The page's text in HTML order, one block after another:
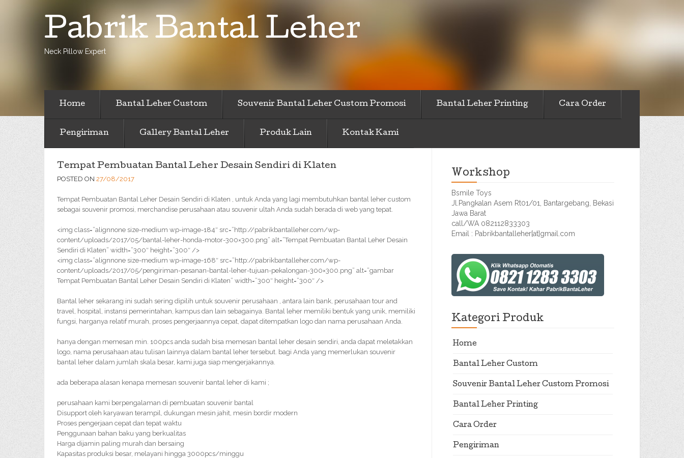
Pabrik Bantal Leher
Neck Pillow Expert
Home Bantal Leher Custom Souvenir Bantal Leher Custom Promosi Bantal Leher Printing Cara Order
Pengiriman Gallery Bantal Leher Produk Lain Kontak Kami
Tempat Pembuatan Bantal Leher Desain Sendiri di Klaten
POSTED ON 27/08/2017
Tempat Pembuatan Bantal Leher Desain Sendiri di Klaten , untuk Anda yang lagi membutuhkan bantal leher custom
sebagai souvenir promosi, merchandise perusahaan atau souvenir ultah Anda sudah berada di web yang tepat.
<img class=”alignnone size-medium wp-image-184″ src=”http://pabrikbantalleher.com/wp-
content/uploads/2017/05/bantal-leher-honda-motor-300×300.png” alt=”Tempat Pembuatan Bantal Leher Desain
Sendiri di Klaten” width=”300″ height=”300″ />
<img class=”alignnone size-medium wp-image-168″ src=”http://pabrikbantalleher.com/wp-
content/uploads/2017/05/pengiriman-pesanan-bantal-leher-tujuan-pekalongan-300×300.png” alt=”gambar
Tempat Pembuatan Bantal Leher Desain Sendiri di Klaten” width=”300″ height=”300″ />
Bantal leher sekarang ini sudah sering dipilih untuk souvenir perusahaan , antara lain bank, perusahaan tour and
travel, hospital, instansi pemerintahan, kampus dan lain sebagainya. Bantal leher memiliki bentuk yang unik, memiliki
fungsi, harganya relatif murah, proses pengerjaannya cepat, dapat ditempatkan logo dan nama perusahaan Anda.
hanya dengan memesan min. 100pcs anda sudah bisa memesan bantal leher desain sendiri, anda dapat meletakkan
logo, nama perusahaan atau tulisan lainnya dalam bantal leher tersebut. bagi Anda yang memerlukan souvenir
bantal leher dalam jumlah skala besar, kami juga siap mengerjakannya.
ada beberapa alasan kenapa memesan souvenir bantal leher di kami ;
perusahaan kami berpengalaman di pembuatan souvenir bantal
Disupport oleh karyawan terampil, dukungan mesin jahit, mesin bordir modern
Proses pengerjaan cepat dan tepat waktu
Penggunaan bahan baku yang berkualitas
Harga dijamin paling murah dan bersaing
Kapasitas produksi besar, melayani hingga 3000pcs/minggu
Workshop
Bsmile Toys
Jl.Pangkalan Asem Rt01/01, Bantargebang, Bekasi
Jawa Barat
call/WA 082112833303
Email : Pabrikbantalleher[at]gmail.com
Kategori Produk
Home
Bantal Leher Custom
Souvenir Bantal Leher Custom Promosi
Bantal Leher Printing
Cara Order
Pengiriman